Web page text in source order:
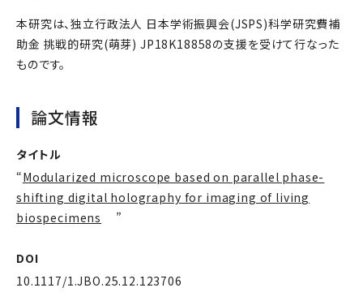
本研究は、独立行政法人 日本学術振興会(JSPS)科学研究費補
助金 挑戦的研究(萌芽) JP18K18858の支援を受けて行なった
ものです。
論文情報
タイトル
“Modularized microscope based on parallel phase-
shifting digital holography for imaging of living
biospecimens
”
DOI
10.1117/1.JBO.25.12.123706